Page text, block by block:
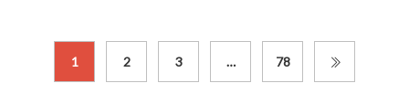
1 2 3 … 78